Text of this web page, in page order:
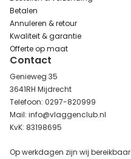
Betalen
Annuleren & retour
Kwaliteit & garantie
Offerte op maat
Contact
Genieweg 35
3641RH Mijdrecht
Telefoon: 0297-820999
Mail: info@vlaggenclub.nl
KvK: 83198695
Op werkdagen zijn wij bereikbaar